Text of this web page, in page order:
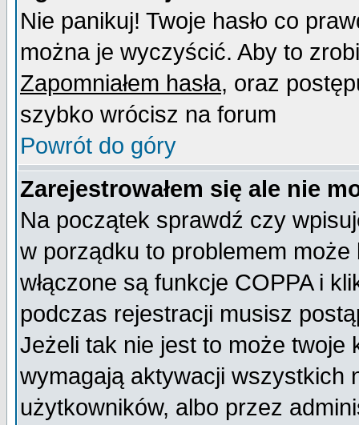
Nie panikuj! Twoje hasło co
można je wyczyścić. Aby to
Zapomniałem hasła, oraz
szybko wrócisz na forum
Powrót do góry
Zarejestrowałem się ale nie
Na początek sprawdź czy
w porządku to problemem
włączone są funkcje COPPA i
podczas rejestracji musisz
Jeżeli tak nie jest to może twoje
wymagają aktywacji wszystkich
użytkowników, albo przez